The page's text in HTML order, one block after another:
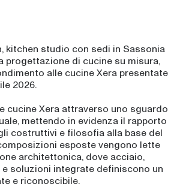
kitchen studio con sedi in Sassonia
progettazione di cucine su misura,
alle cucine Xera presentate
2026.
cucine Xera attraverso uno sguardo
mettendo in evidenza il rapporto
costruttivi e filosofia alla base del
esposte vengono lette
architettonica, dove acciaio,
soluzioni integrate definiscono un
e riconoscibile.